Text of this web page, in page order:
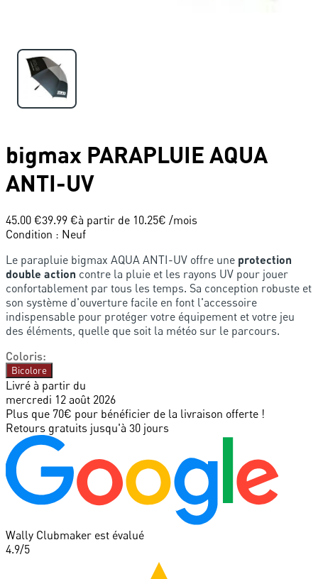
bigmax PARAPLUIE AQUA
ANTI-UV
45.00 €39.99 €à partir de 10.25€ /mois
Condition : Neuf
Le parapluie bigmax AQUA ANTI-UV offre une protection
double action contre la pluie et les rayons UV pour jouer
confortablement par tous les temps. Sa conception robuste et
son système d'ouverture facile en font l'accessoire
indispensable pour protéger votre équipement et votre jeu
des éléments, quelle que soit la météo sur le parcours.
Coloris:
Bicolore
Livré à partir du
mercredi 12 août 2026
Plus que 70€ pour bénéficier de la livraison offerte !
Retours gratuits jusqu'à 30 jours
Wally Clubmaker est évalué
4.9/5